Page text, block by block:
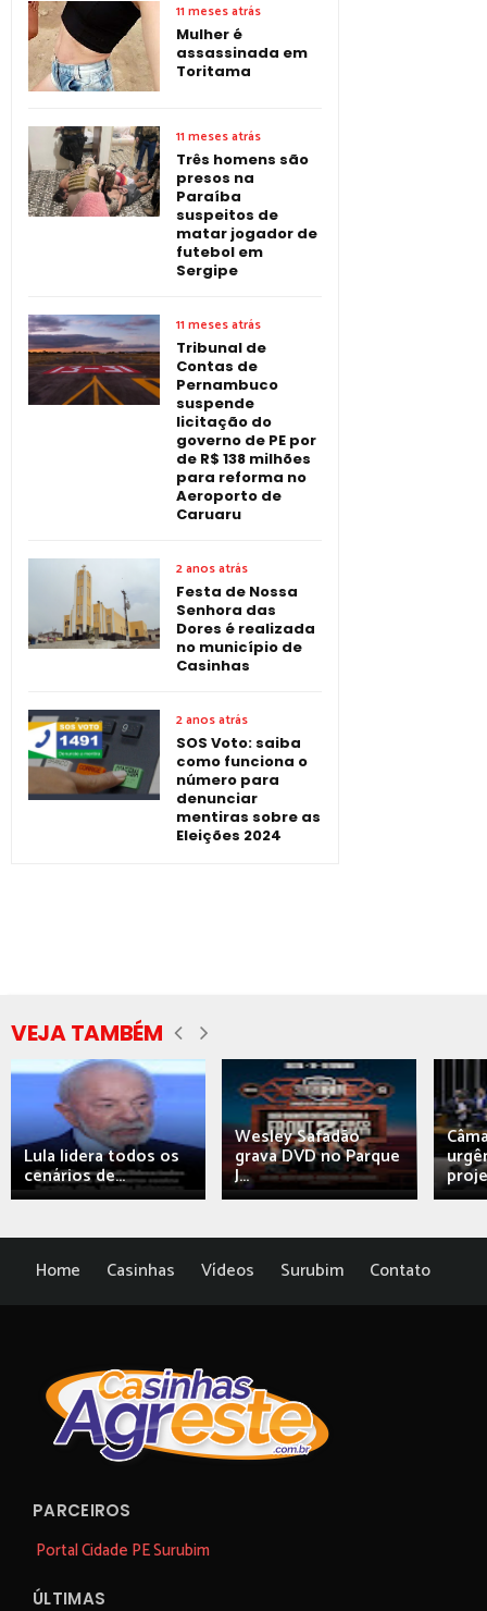
11 meses atrás
Mulher é
assassinada em
Toritama
11 meses atrás
Três homens são
presos na
Paraíba
suspeitos de
matar jogador de
futebol em
Sergipe
11 meses atrás
Tribunal de
Contas de
Pernambuco
suspende
licitação do
governo de PE por
de R$ 138 milhões
para reforma no
Aeroporto de
Caruaru
2 anos atrás
Festa de Nossa
Senhora das
Dores é realizada
no município de
Casinhas
2 anos atrás
SOS Voto: saiba
como funciona o
número para
denunciar
mentiras sobre as
Eleições 2024
VEJA TAMBÉM
Lula lidera todos os
cenários de...
Wesley Safadão
grava DVD no Parque
J...
Home Casinhas Vídeos Surubim Contato
PARCEIROS
Portal Cidade PE Surubim
ÚLTIMAS